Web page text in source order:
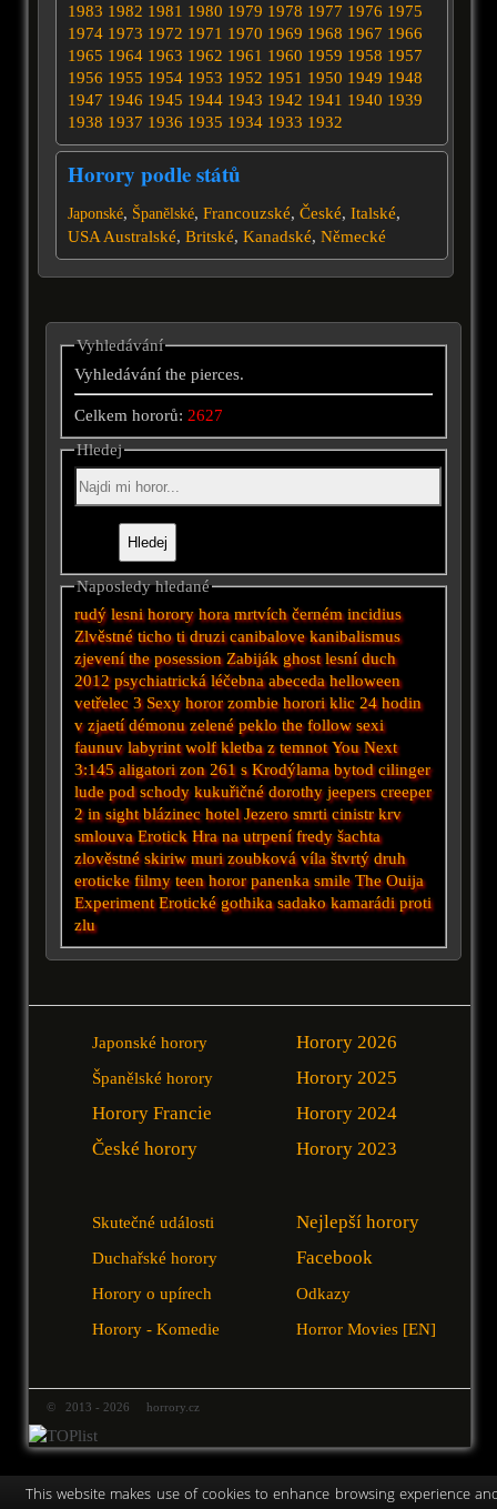
1983 1982 1981 1980 1979 1978 1977 1976 1975
1974 1973 1972 1971 1970 1969 1968 1967 1966
1965 1964 1963 1962 1961 1960 1959 1958 1957
1956 1955 1954 1953 1952 1951 1950 1949 1948
1947 1946 1945 1944 1943 1942 1941 1940 1939
1938 1937 1936 1935 1934 1933 1932
Horory podle států
Japonské, Španělské, Francouzské, České, Italské,
USA Australské, Britské, Kanadské, Německé
Vyhledávání
Vyhledávání the pierces.
Celkem hororů: 2627
Hledej
Naposledy hledané
rudý lesni hororyhora mrtvích černém incidius
Zlvěstné ticho ti druzi canibalove kanibalismus
zjevení the posession Zabiják ghost lesní duch
2012 psychiatrická léčebna abeceda helloween
vetřelec 3 Sexy horor zombie horori klic 24 hodin
v zjaetí démonu zelené peklo the follow sexi
faunuv labyrint wolf kletba z temnot
You Next
3:145 aligatori zon 261 s Krodýlama bytod cilinger
lude pod schody kukuřičné dorothy jeepers creeper
2 in sight blázinec hotel Jezero smrti cinistr krv
smlouva Erotick Hra na utrpení fredy šachta
zlověstné skiriw muri zoubková víla štvrtý druh
eroticke filmy teen horor panenka smile The Ouija
Experiment Erotické gothika sadakokamarádi proti
zlu
Japonské horory
Španělské horory
Horory Francie
České horory
Horory 2026
Horory 2025
Horory 2024
Horory 2023
Skutečné události
Duchařské horory
Horory o upírech
Horory - Komedie
Nejlepší horory
Facebook
Odkazy
Horror Movies [EN]
© 2013 - 2026 horrory.cz
This website makes use of cookies to enhance browsing experience